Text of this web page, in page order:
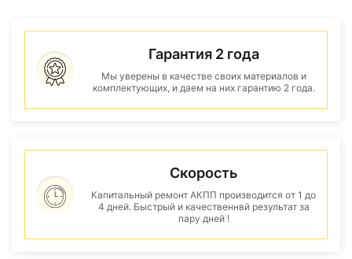
Гарантия 2 года
Мы уверены в качестве своих материалов и
комплектующих, и даем на них гарантию 2 года.
Скорость
Капитальный ремонт АКПП производится от 1 до
4 дней. Быстрый и качественнвй результат за
пару дней !